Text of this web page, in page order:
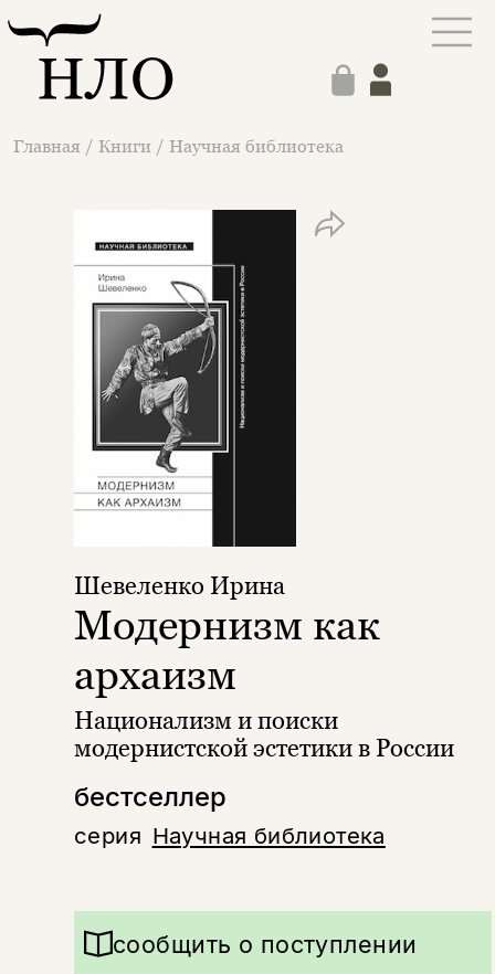
Главная / Книги / Научная библиотека
бестселлер
серия Научная библиотека
Шевеленко Ирина
Модернизм как
архаизм
Национализм и поиски
модернистской эстетики в России
сообщить о поступлении